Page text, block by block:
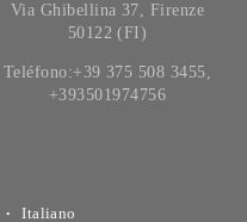
Via Ghibellina 37, Firenze
50122 (FI)
Teléfono:+39 375 508 3455,
+393501974756
Italiano